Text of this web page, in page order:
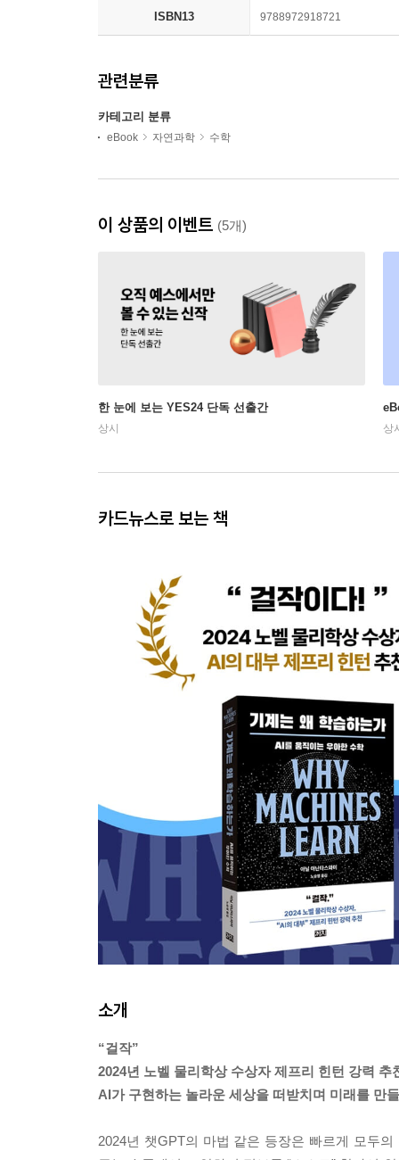
ISBN13 9788972918721
관련분류
카테고리 분류
eBook 자연과학 수학
이 상품의 이벤트 (5개)
한 눈에 보는 YES24 단독 선출간
상시 상
카드뉴스로 보는 책
소개
“걸작”
2024년 노벨 물리학상 수상자 제프리 힌턴 강력 추
AI가 구현하는 놀라운 세상을 떠받치며 미래를 만
2024년 챗GPT의 마법 같은 등장은 빠르게 모두